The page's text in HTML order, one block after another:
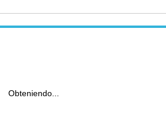
Obteniendo...